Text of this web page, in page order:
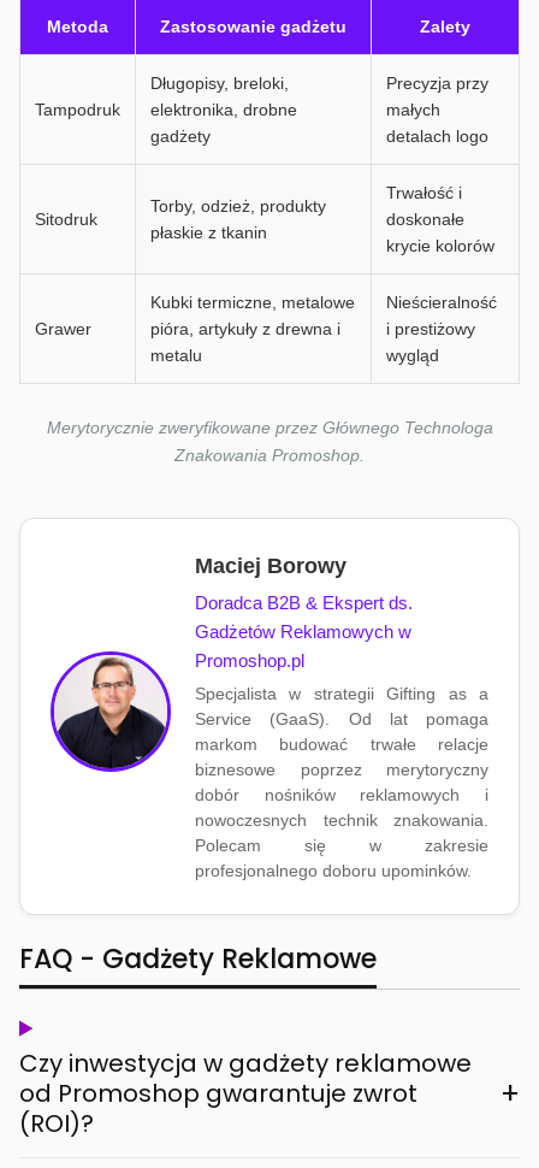
Metoda Zastosowanie gadżetu Zalety
Tampodruk
Długopisy, breloki,
elektronika, drobne
gadżety
Precyzja przy
małych
detalach logo
Sitodruk
Torby, odzież, produkty
płaskie z tkanin
Trwałość i
doskonałe
krycie kolorów
Grawer
Kubki termiczne, metalowe
pióra, artykuły z drewna i
metalu
Nieścieralność
i prestiżowy
wygląd
Merytorycznie zweryfikowane przez Głównego Technologa
Znakowania Promoshop.
Maciej Borowy
Doradca B2B & Ekspert ds.
Gadżetów Reklamowych w
Promoshop.pl
Specjalista w strategii Gifting as a
Service (GaaS). Od lat pomaga
markom budować trwałe relacje
biznesowe poprzez merytoryczny
dobór nośników reklamowych i
nowoczesnych technik znakowania.
Polecam się w zakresie
profesjonalnego doboru upominków.
FAQ - Gadżety Reklamowe
Czy inwestycja w gadżety reklamowe
od Promoshop gwarantuje zwrot
(ROI)?
+